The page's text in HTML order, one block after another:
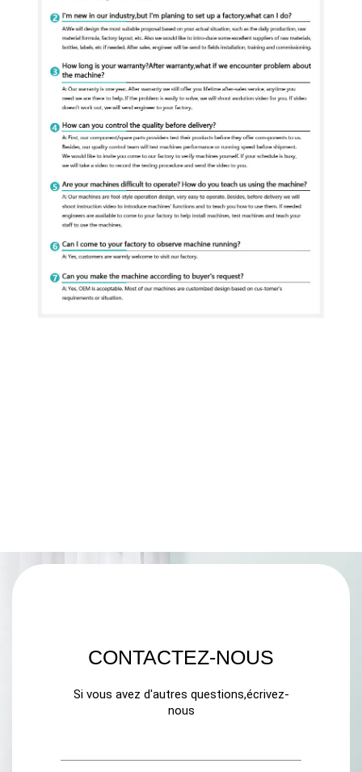
CONTACTEZ-NOUS
Si vous avez d'autres questions,écrivez-
nous